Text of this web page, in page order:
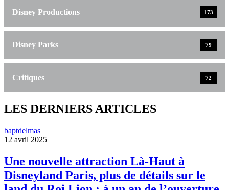
Disney Productions 173
Disney Parks 79
Critiques 72
LES DERNIERS ARTICLES
baptdelmas
12 avril 2025
Une nouvelle attraction Là-Haut à
Disneyland Paris, plus de détails sur le